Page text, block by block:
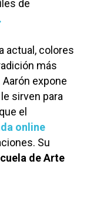
de
actual, colores
más
expone
sirven para
el
online
Su
de Arte